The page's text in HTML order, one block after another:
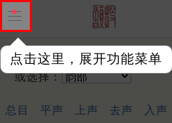
点击这里，展开功能菜单
输入韵字：
或选择：
总目 平声 上声 去声 入声